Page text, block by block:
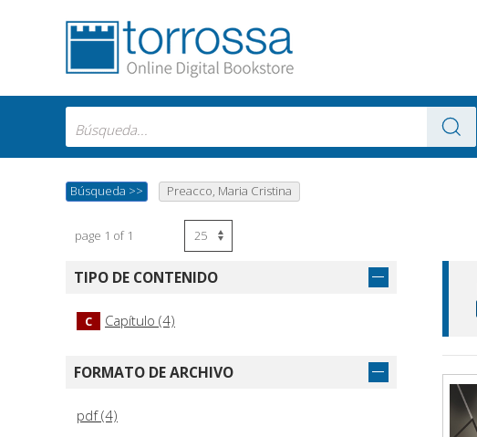
Búsqueda >> Preacco, Maria Cristina
page 1 of 1
TIPO DE CONTENIDO
C Capítulo (4)
FORMATO DE ARCHIVO
pdf (4)